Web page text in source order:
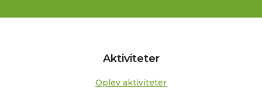
Aktiviteter
Oplev aktiviteter